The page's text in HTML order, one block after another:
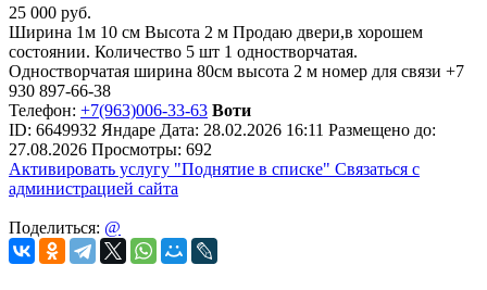
25 000 руб.
Ширина 1м 10 см Высота 2 м Продаю двери,в хорошем
состоянии. Количество 5 шт 1 одностворчатая.
Одностворчатая ширина 80см высота 2 м номер для связи +7
930 897-66-38
Телефон: +7(963)006-33-63 Воти
ID: 6649932 Яндаре Дата: 28.02.2026 16:11 Размещено до:
27.08.2026 Просмотры: 692
Активировать услугу "Поднятие в списке" Связаться с
администрацией сайта
Поделиться: @